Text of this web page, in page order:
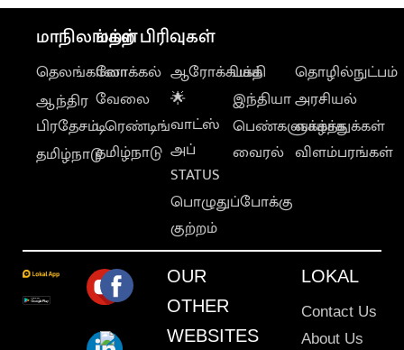
மாநிலங்கள்
தெலங்கானா
ஆந்திர
பிரதேசம்
தமிழ்நாடு
மற்ற பிரிவுகள்
லோக்கல்
வேலை
டிரெண்டிங்
தமிழ்நாடு
ஆரோக்கியம்
🌟
வாட்ஸ்
அப்
STATUS
பொழுதுப்போக்கு
குற்றம்
பக்தி
இந்தியா
பெண்களுக்காக
வைரல்
தொழில்நுட்பம்
அரசியல்
வாழ்த்துக்கள்
விளம்பரங்கள்
OUR
OTHER
WEBSITES
LOKAL
Contact Us
About Us